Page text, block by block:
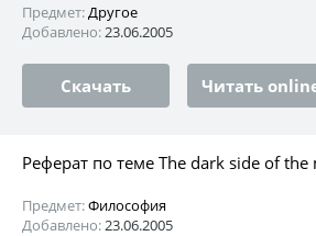
Предмет:Другое
Добавлено:23.06.2005
Скачать Читать
Реферат по теме The dark side of the
Предмет:Философия
Добавлено:23.06.2005